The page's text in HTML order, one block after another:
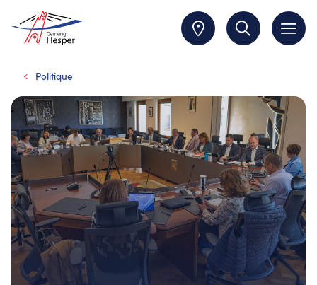
Politique